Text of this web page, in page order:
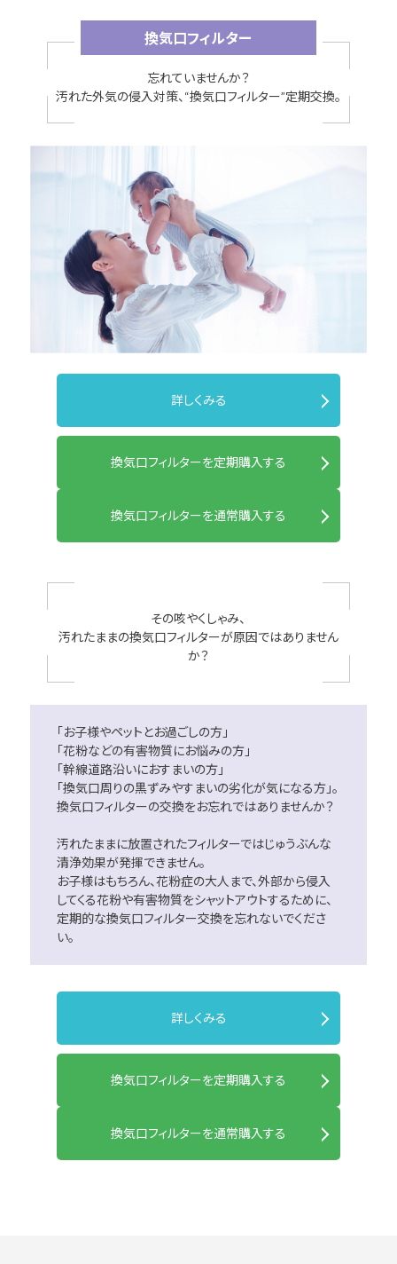
換気口フィルター
忘れていませんか？
汚れた外気の侵入対策、“換気口フィルター”定期交換。
詳しくみる
換気口フィルターを定期購入する
換気口フィルターを通常購入する
その咳やくしゃみ、
汚れたままの換気口フィルターが原因ではありません
か？
「お子様やペットとお過ごしの方」
「花粉などの有害物質にお悩みの方」
「幹線道路沿いにおすまいの方」
「換気口周りの黒ずみやすまいの劣化が気になる方」。
換気口フィルターの交換をお忘れではありませんか？
汚れたままに放置されたフィルターではじゅうぶんな
清浄効果が発揮できません。
お子様はもちろん、花粉症の大人まで、外部から侵入
してくる花粉や有害物質をシャットアウトするために、
定期的な換気口フィルター交換を忘れないでくださ
い。
詳しくみる
換気口フィルターを定期購入する
換気口フィルターを通常購入する